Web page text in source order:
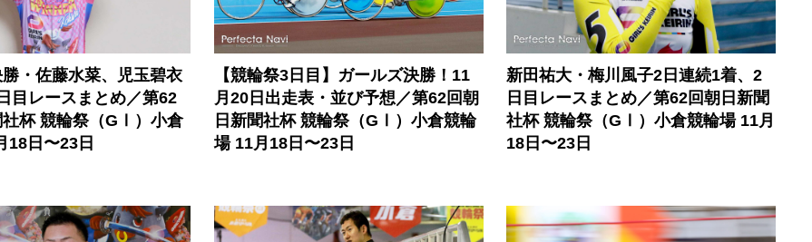
・佐藤水菜、児玉碧衣
目レースまとめ／第62
社杯 競輪祭（GⅠ）小倉
18日〜23日
【競輪祭3日目】ガールズ決勝！11
月20日出走表・並び予想／第62回朝
日新聞社杯 競輪祭（GⅠ）小倉競輪
場 11月18日〜23日
新田祐大・梅川風子2日連続1着、2
日目レースまとめ／第62回朝日新聞
社杯 競輪祭（GⅠ）小倉競輪場 11月
18日〜23日